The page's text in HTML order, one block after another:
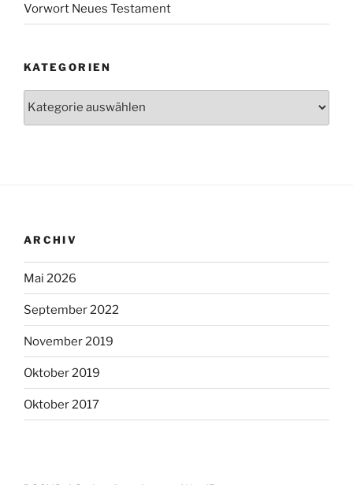
Vorwort Neues Testament
KATEGORIEN
ARCHIV
Mai 2026
September 2022
November 2019
Oktober 2019
Oktober 2017